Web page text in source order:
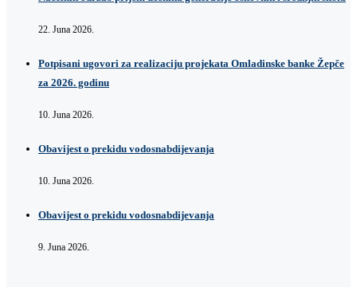
22. Juna 2026.
Potpisani ugovori za realizaciju projekata Omladinske banke Žepče
za 2026. godinu
10. Juna 2026.
Obavijest o prekidu vodosnabdijevanja
10. Juna 2026.
Obavijest o prekidu vodosnabdijevanja
9. Juna 2026.